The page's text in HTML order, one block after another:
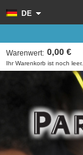
DE
Ihr Warenkorb ist noch leer.
Warenwert: 0,00 €